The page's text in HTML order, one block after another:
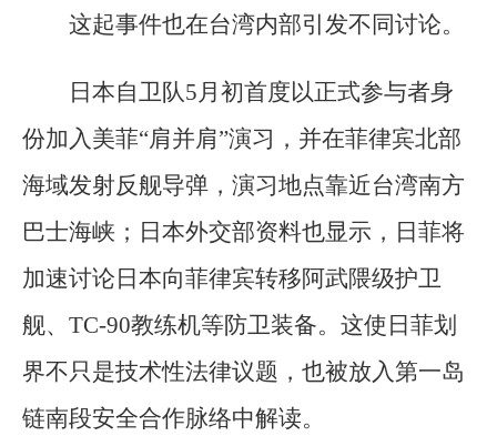
这起事件也在台湾内部引发不同讨论。
日本自卫队5月初首度以正式参与者身
份加入美菲“肩并肩”演习，并在菲律宾北部
海域发射反舰导弹，演习地点靠近台湾南方
巴士海峡；日本外交部资料也显示，日菲将
加速讨论日本向菲律宾转移阿武隈级护卫
舰、TC-90教练机等防卫装备。这使日菲划
界不只是技术性法律议题，也被放入第一岛
链南段安全合作脉络中解读。